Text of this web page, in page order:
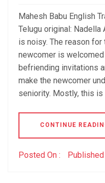
Mahesh Babu English
Telugu original: Nadella
is noisy. The reason for
newcomer is
befriending invitations
make the newcomer
seniority. Mostly, this
CONTINUE
Posted On : Published